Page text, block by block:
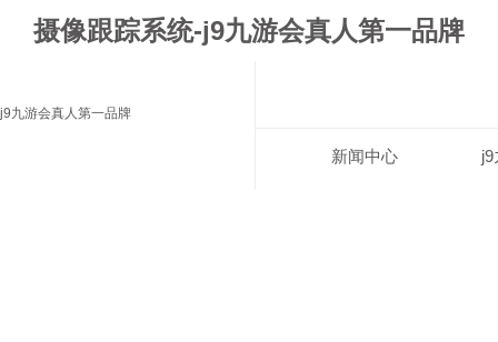
摄像跟踪系统-j9九游会真人第一品牌
j9九游会真人第一品牌
新闻中心